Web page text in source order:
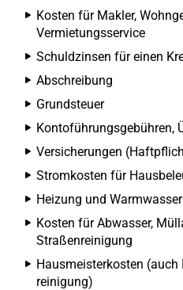
Kosten für Makler,
Vermietungsservice
Schuldzinsen für einen
Abschreibung
Grundsteuer
Kontoführungsgebühren,
Versicherungen
Stromkosten für
Heizung und Warmwasser
Kosten für Abwasser,
Straßenreinigung
Hausmeisterkosten
reinigung)